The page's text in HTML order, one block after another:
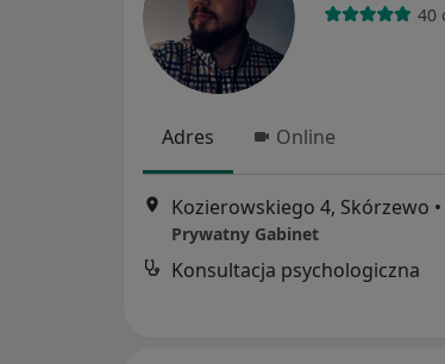
40
Adres Online
Kozierowskiego 4, Skórzewo •
Prywatny Gabinet
Konsultacja psychologiczna